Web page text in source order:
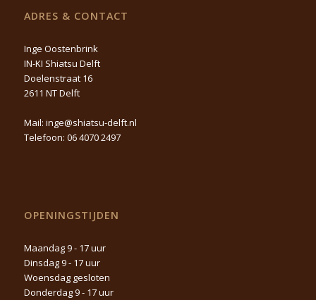
ADRES & CONTACT
Inge Oostenbrink
IN-KI Shiatsu Delft
Doelenstraat 16
2611 NT Delft
Mail: inge@shiatsu-delft.nl
Telefoon: 06 4070 2497
OPENINGSTIJDEN
Maandag 9 - 17 uur
Dinsdag 9 - 17 uur
Woensdag gesloten
Donderdag 9 - 17 uur